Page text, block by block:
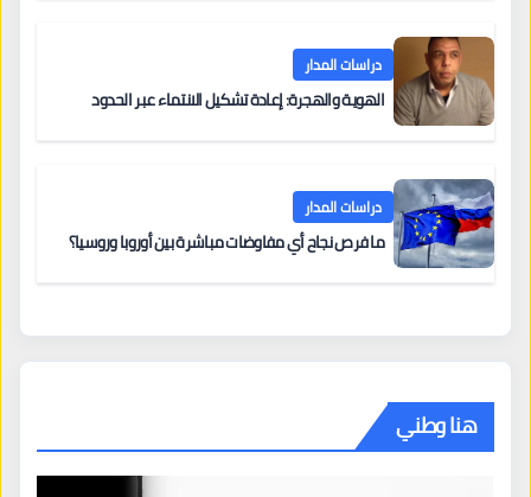
دراسات المدار
الهوية والهجرة: إعادة تشكيل الانتماء عبر الحدود
دراسات المدار
ما فرص نجاح أي مفاوضات مباشرة بين أوروبا وروسيا؟
هنا وطني